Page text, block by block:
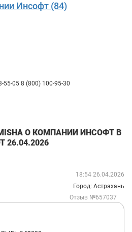
Инсофт (84)
55-05 8 (800) 100-95-30
О КОМПАНИИ ИНСОФТ В
26.04.2026
18:54 26.04.2026
Город: Астрахань
Отзыв №657037